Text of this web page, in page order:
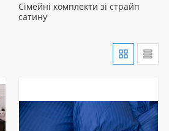
Сімейні комплекти зі страйп
сатину